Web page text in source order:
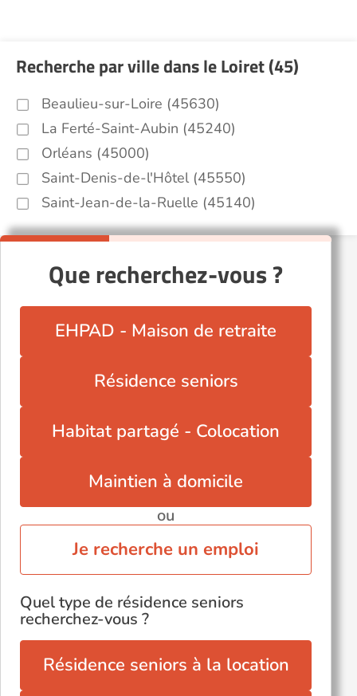
Recherche par ville dans le Loiret (45)
Beaulieu-sur-Loire (45630)
La Ferté-Saint-Aubin (45240)
Orléans (45000)
Saint-Denis-de-l'Hôtel (45550)
Saint-Jean-de-la-Ruelle (45140)
Que recherchez-vous ?
EHPAD - Maison de retraite
Résidence seniors
Habitat partagé - Colocation
Maintien à domicile
ou
Je recherche un emploi
Quel type de résidence seniors
recherchez-vous ?
Résidence seniors à la location